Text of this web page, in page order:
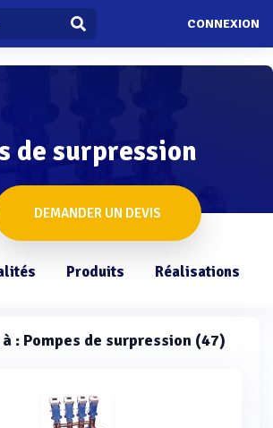
CONNEXION
de surpression
DEMANDER UN DEVIS
Produits Réalisations
: Pompes de surpression (47)